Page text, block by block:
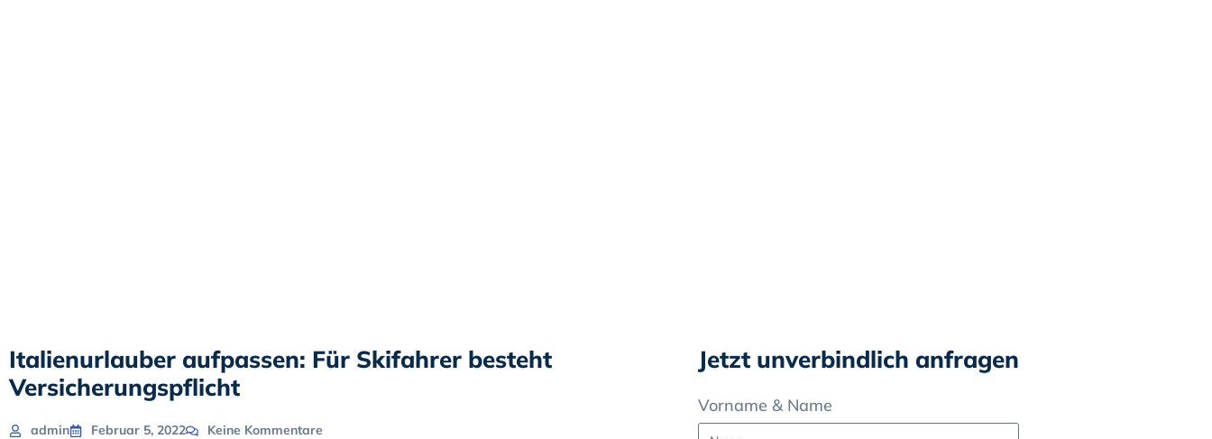
Italienurlauber aufpassen: Für Skifahrer besteht
Versicherungspflicht
admin Februar 5, 2022 Keine Kommentare
Jetzt unverbindlich anfragen
Vorname & Name